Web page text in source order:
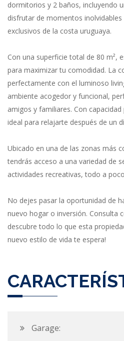
dormitorios y 2 baños, incluyendo
disfrutar de momentos
exclusivos de la costa uruguaya.
Con una superficie total de 80 m²,
para maximizar tu comodidad. La
perfectamente con el luminoso
ambiente acogedor y funcional,
amigos y familiares. Con
ideal para relajarte después de un
Ubicado en una de las zonas más
tendrás acceso a una variedad de
actividades recreativas, todo a
No dejes pasar la oportunidad de
nuevo hogar o inversión. Consulta
descubre todo lo que esta
nuevo estilo de vida te espera!
Garage: